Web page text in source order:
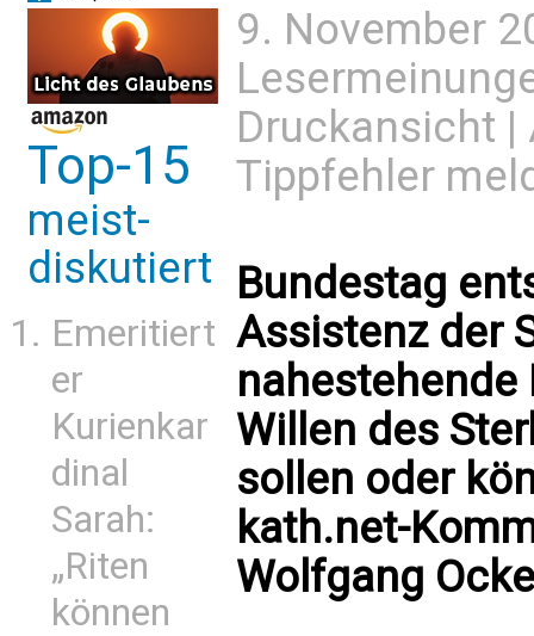
Top-15
meist-
diskutiert
Emeritiert
er
Kurienkar
dinal
Sarah:
„Riten
können
9. November
Druckansicht |
Tippfehler
Bundestag
Assistenz der
nahestehende
Willen des
sollen oder
kath.net-
Wolfgang